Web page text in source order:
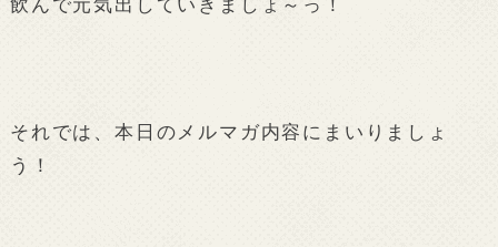
それでは、本日のメルマガ内容にまいりましょ
う！